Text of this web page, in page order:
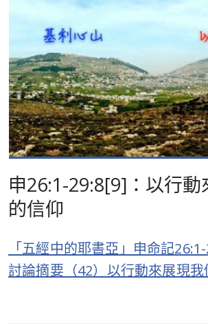
申26:1-29:8[9]：以行動
的信仰
「五經中的耶書亞」申命記
討論摘要（42）以行動來展現